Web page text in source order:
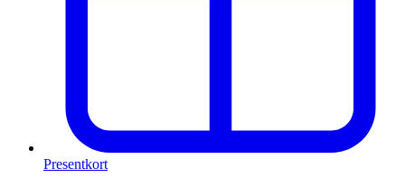
Presentkort